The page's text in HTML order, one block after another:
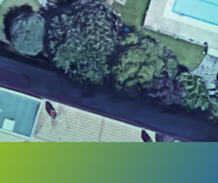
Montijo es una comunidad muy amplia
situada en la zona de Carabanchel Alto de
Madrid. Este complejo residencial cuenta
con 11 portales, zonas comunes, piscina y
garaje.